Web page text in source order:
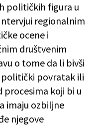
političkih figura u
regionalnim
ocene i
društvenim
o tome da li bivši
povratak ili
procesima koji bi u
imaju ozbiljne
njegove